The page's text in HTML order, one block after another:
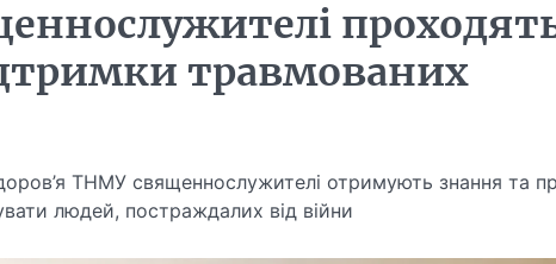
травмованих
ТНМУ священнослужителі отримують знання та
людей, постраждалих від війни